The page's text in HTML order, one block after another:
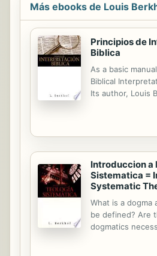
Más ebooks de Louis
Principios de
Biblica
As a basic
Biblical
Its author, Louis
theologians of
when this book
the first steps
historical, and
interpretation.
students how to
distance
and the reader
author's cultural
Berkhof knows
Introduccion a
Sistematica =
Systematic
What is a dogma
be defined? Are
dogmatics
task of theology
methods which